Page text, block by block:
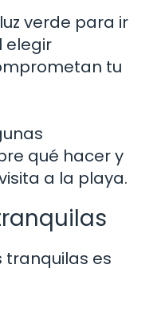
verde para ir
elegir
tu
qué hacer y
a la playa.
es